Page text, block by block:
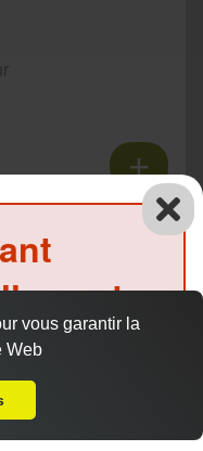
Compte
vous garantir la
Web